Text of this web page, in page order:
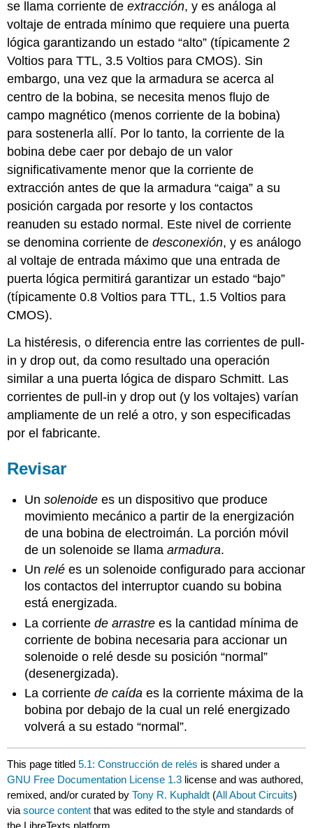
se llama corriente deextracción, y es análoga al
voltaje de entrada mínimo que requiere una puerta
lógica garantizando un estado “alto” (típicamente 2
Voltios para TTL, 3.5 Voltios para CMOS). Sin
embargo, una vez que la armadura se acerca al
centro de la bobina, se necesita menos flujo de
campo magnético (menos corriente de la bobina)
para sostenerla allí. Por lo tanto, la corriente de la
bobina debe caer por debajo de un valor
significativamente menor que la corriente de
extracción antes de que la armadura “caiga” a su
posición cargada por resorte y los contactos
reanuden su estado normal. Este nivel de corriente
se denomina corriente dedesconexión, y es análogo
al voltaje de entrada máximo que una entrada de
puerta lógica permitirá garantizar un estado “bajo”
(típicamente 0.8 Voltios para TTL, 1.5 Voltios para
CMOS).
La histéresis, o diferencia entre las corrientes de pull-
in y drop out, da como resultado una operación
similar a una puerta lógica de disparo Schmitt. Las
corrientes de pull-in y drop out (y los voltajes) varían
ampliamente de un relé a otro, y son especificadas
por el fabricante.
Revisar
Unsolenoide es un dispositivo que produce
movimiento mecánico a partir de la energización
de una bobina de electroimán. La porción móvil
de un solenoide se llamaarmadura.
Unrelé es un solenoide configurado para accionar
los contactos del interruptor cuando su bobina
está energizada.
La corrientede arrastre es la cantidad mínima de
corriente de bobina necesaria para accionar un
solenoide o relé desde su posición “normal”
(desenergizada).
La corrientede caída es la corriente máxima de la
bobina por debajo de la cual un relé energizado
volverá a su estado “normal”.
This page titled5.1: Construcción de relés is shared under a
GNU Free Documentation License 1.3 license and was authored,
remixed, and/or curated byTony R. Kuphaldt (All About Circuits)
viasource content that was edited to the style and standards of